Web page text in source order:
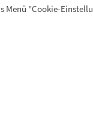
–
Menü "Cookie-